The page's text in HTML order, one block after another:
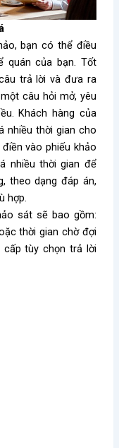
bạn có thể điều
quán của bạn. Tốt
trả lời và đưa ra
câu hỏi mở, yêu
Khách hàng của
nhiều thời gian cho
vào phiếu khảo
nhiều thời gian để
theo dạng đáp án,
hợp.
sát sẽ bao gồm:
thời gian chờ đợi
tùy chọn trả lời